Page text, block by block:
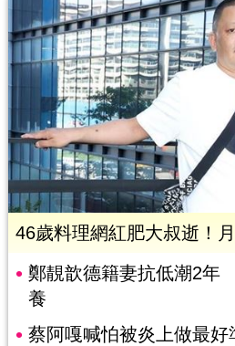
46歲料理網紅肥大叔逝！
鄭靚歆德籍妻抗低潮2年
養
蔡阿嘎喊怕被炎上做最